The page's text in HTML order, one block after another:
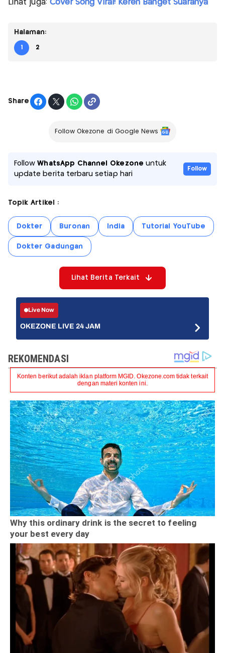
Lihat juga: Cover Song Viral! Keren Banget Suaranya
Halaman:
1 2
Share
Follow Okezone di Google News
FollowWhatsApp Channel Okezone untuk
update berita terbaru setiap hari
Follow
Topik Artikel :
Dokter Buronan India Tutorial YouTube
Dokter Gadungan
Lihat Berita Terkait
Live Now
OKEZONE LIVE 24 JAM